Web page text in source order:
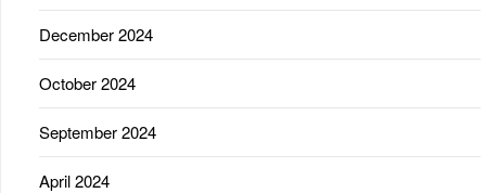
December 2024
October 2024
September 2024
April 2024